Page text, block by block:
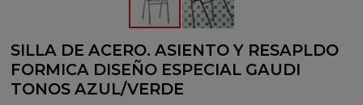
SILLA DE ACERO. ASIENTO Y RESAPLDO
FORMICA DISEÑO ESPECIAL GAUDI
TONOS AZUL/VERDE